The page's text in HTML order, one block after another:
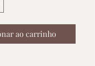
ao carrinho